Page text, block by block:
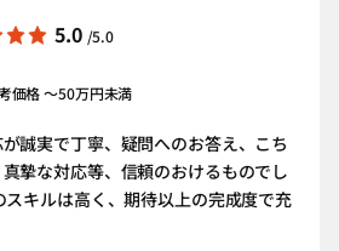
5.0 /5.0
価格 ～50万円未満
誠実で丁寧、疑問へのお答え、こち
摯な対応等、信頼のおけるものでし
スキルは高く、期待以上の完成度で充